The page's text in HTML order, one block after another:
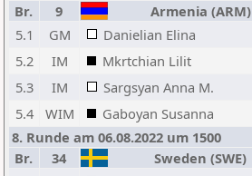
Br.
9 Armenia (ARM)
5.1
GM Danielian Elina
5.2
IM Mkrtchian Lilit
5.3
IM Sargsyan Anna M.
5.4
WIM Gaboyan Susanna
8. Runde am 06.08.2022 um 1500
Br.
34 Sweden (SWE)